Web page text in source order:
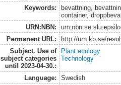
Keywords:
bevattning,
container,
URN:NBN:
Permanent URL:
http://urn.kb.se/
Subject. Use of
subject categories
until 2023-04-30.:
Plant ecology
Technology
Language:
Swedish